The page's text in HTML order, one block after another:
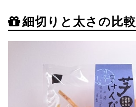
細切りと太さの比較